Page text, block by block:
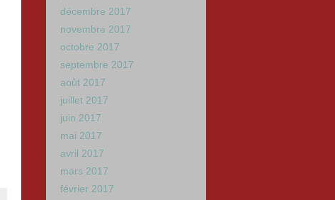
décembre 2017
novembre 2017
octobre 2017
septembre 2017
août 2017
juillet 2017
juin 2017
mai 2017
avril 2017
mars 2017
février 2017